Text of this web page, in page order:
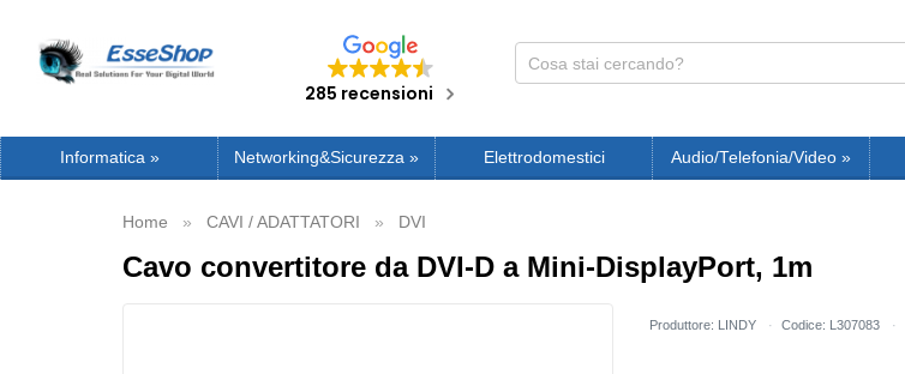
285 recensioni
Informatica» Networking&Sicurezza » Elettrodomestici Audio/Telefonia/Video »
Home CAVI / ADATTATORI DVI
Cavo convertitore da DVI-D a Mini-DisplayPort, 1m
Produttore: LINDY Codice: L307083